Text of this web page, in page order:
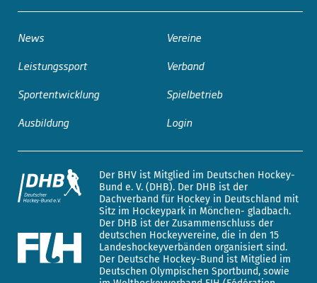
News
Leistungssport
Sportentwicklung
Ausbildung
Vereine
Verband
Spielbetrieb
Login
Der BHV ist Mitglied im Deutschen Hockey-
Bund e. V. (DHB). Der DHB ist der
Dachverband für Hockey in Deutschland mit
Sitz im Hockeypark in Mönchen- gladbach.
Der DHB ist der Zusammenschluss der
deutschen Hockeyvereine, die in den 15
Landeshockeyverbänden organisiert sind.
Der Deutsche Hockey-Bund ist Mitglied im
Deutschen Olympischen Sportbund, sowie